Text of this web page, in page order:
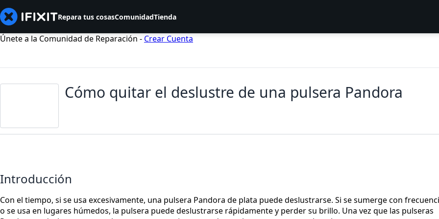
Repara tus cosasComunidadTienda
Únete a la Comunidad de Reparación - Crear Cuenta
Cómo quitar el deslustre de una pulsera Pandora
Introducción
Con el tiempo, si se usa excesivamente, una pulsera Pandora de plata puede deslustrarse. Si se sumerge con
o se usa en lugares húmedos, la pulsera puede deslustrarse rápidamente y perder su brillo. Una vez que las pulseras